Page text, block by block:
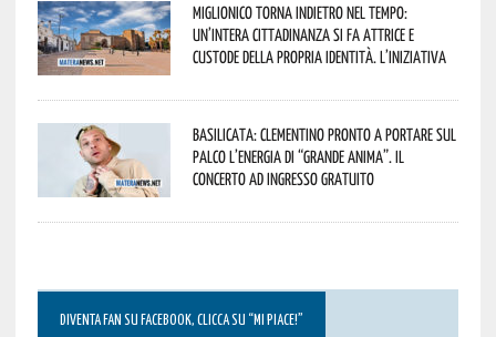
Miglionico torna indietro nel tempo:
un’intera cittadinanza si fa attrice e
custode della propria identità. L’iniziativa
Basilicata: Clementino pronto a portare sul
palco l’energia di “Grande Anima”. Il
concerto ad ingresso gratuito
DIVENTA FAN SU FACEBOOK, CLICCA SU “MI PIACE!”